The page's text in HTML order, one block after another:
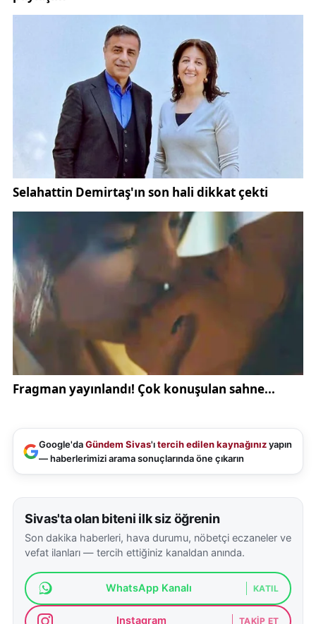
bize göstermesin"
Mesude Öztürk,
"Devletimize ve milletimize Allah bir daha böyle acı
göstermesin. Çok büyük bir felaketti, can kaybı
yaşanmamasından dolayı Gürün şanslıydı. Yaraların
sarılmasında bizlere yardımcı olanlara sonsuz
teşekkür ediyoruz"
ifadelerine yer verdi.
Erol Cam,
"Bugün burada toki konutlarının açılış programı
vardı. Allah devletimize zeval vermesin. İnsanlarımızı
çok mutlu etti. Allah o günleri bir daha yaşatmasın.
Cumhurbaşkanımız hep zor günlerde yanımızda
oldu, yuvamıza kavuşturdu ona çok teşekkür
ediyoruz"
Google'daGündem Sivas'ıtercih edilen kaynağınızyapın
— haberlerimizi arama sonuçlarında öne çıkarın
Sivas'ta olan biteni ilk siz öğrenin
Son dakika haberleri, hava durumu, nöbetçi eczaneler ve
vefat ilanları — tercih ettiğiniz kanaldan anında.
WhatsApp Kanalı KATIL
Instagram TAKIP ET